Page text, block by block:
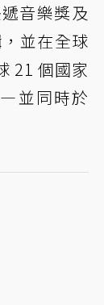
音樂獎及
並在全球
21 個國家
並同時於